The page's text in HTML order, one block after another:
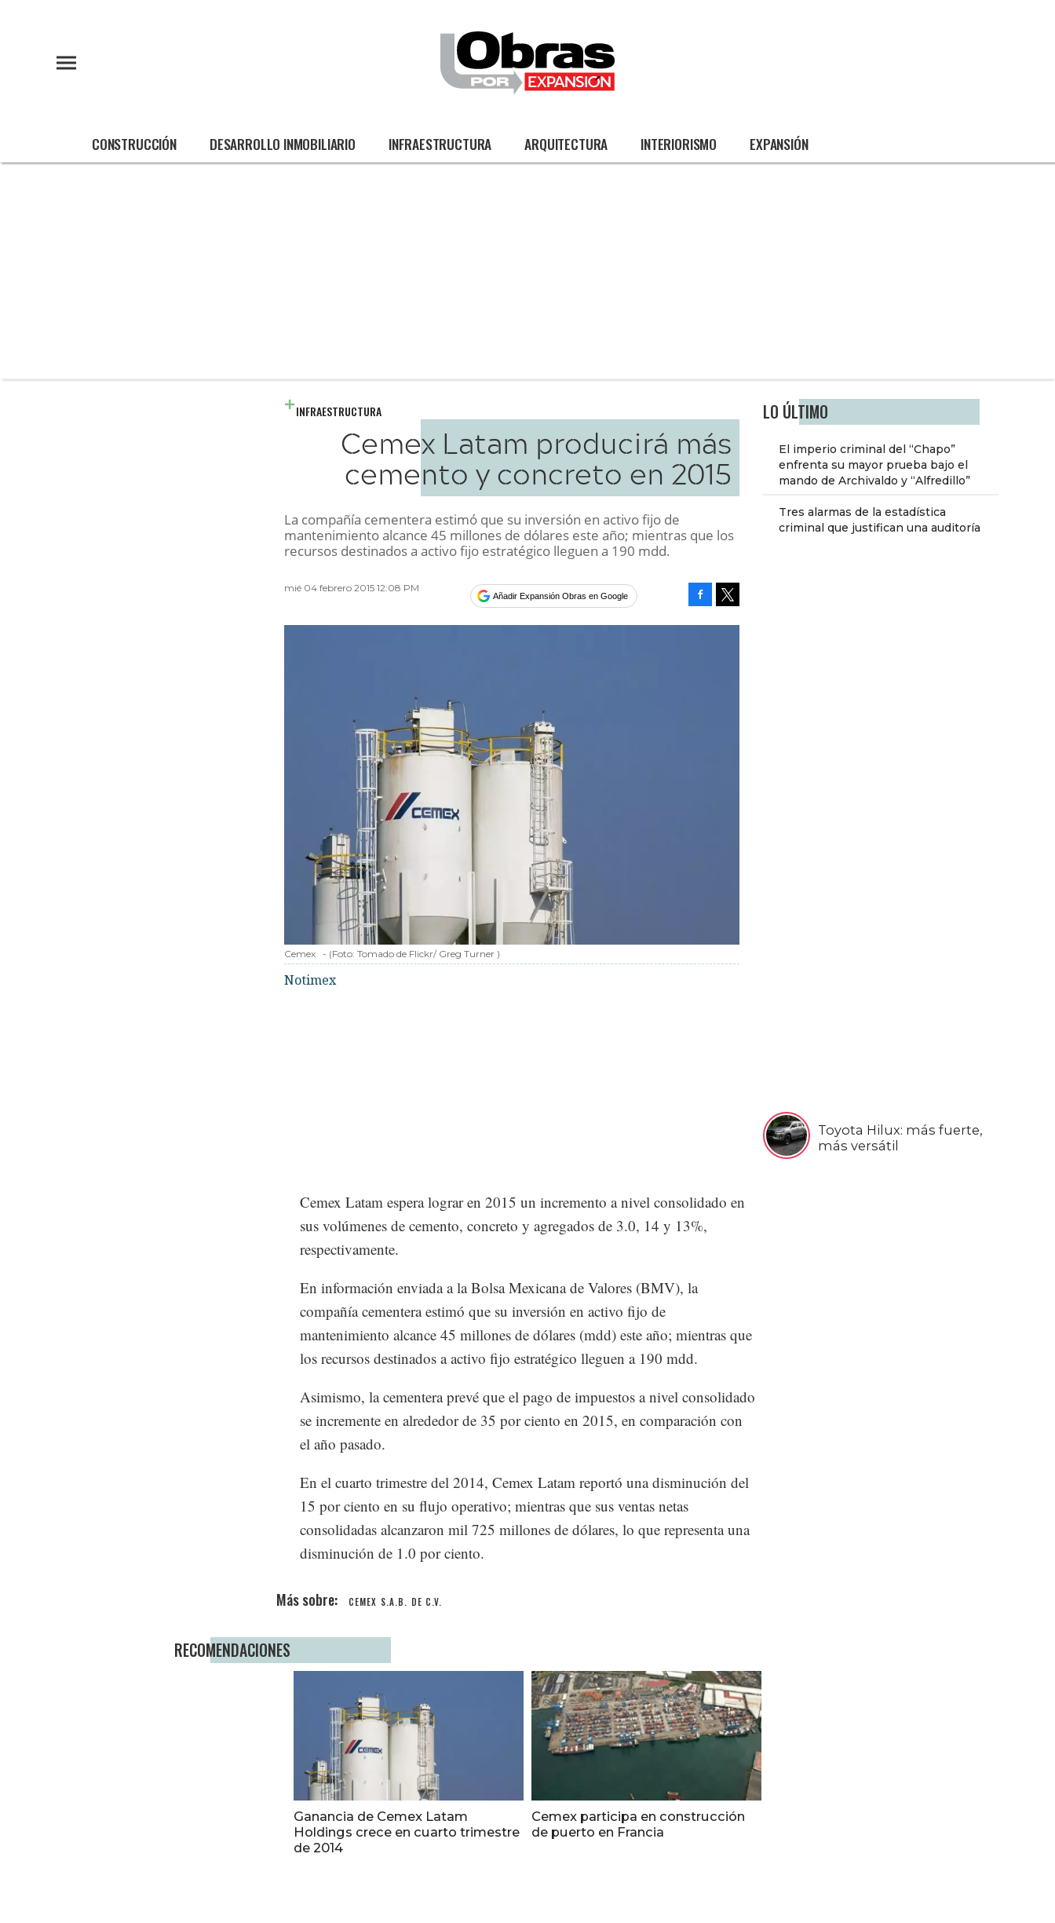
CONSTRUCCIÓN DESARROLLO INMOBILIARIO INFRAESTRUCTURA ARQUITECTURA INTERIORISMO EXPANSIÓN
LO ÚLTIMO
El imperio criminal del “Chapo”
enfrenta su mayor prueba bajo el
mando de Archivaldo y “Alfredillo”
Tres alarmas de la estadística
criminal que justifican una auditoría
Toyota Hilux: más fuerte,
más versátil
INFRAESTRUCTURA
Cemex Latam producirá más
cemento y concreto en 2015
La compañía cementera estimó que su inversión en activo fijo de
mantenimiento alcance 45 millones de dólares este año; mientras que los
recursos destinados a activo fijo estratégico lleguen a 190 mdd.
mié 04 febrero 2015 12:08 PM
Añadir Expansión Obras en Google
Cemex - (Foto: Tomado de Flickr/ Greg Turner )
Notimex
Cemex Latam espera lograr en 2015 un incremento a nivel consolidado en
sus volúmenes de cemento, concreto y agregados de 3.0, 14 y 13%,
respectivamente.
En información enviada a la Bolsa Mexicana de Valores (BMV), la
compañía cementera estimó que su inversión en activo fijo de
mantenimiento alcance 45 millones de dólares (mdd) este año; mientras que
los recursos destinados a activo fijo estratégico lleguen a 190 mdd.
Asimismo, la cementera prevé que el pago de impuestos a nivel consolidado
se incremente en alrededor de 35 por ciento en 2015, en comparación con
el año pasado.
En el cuarto trimestre del 2014, Cemex Latam reportó una disminución del
15 por ciento en su flujo operativo; mientras que sus ventas netas
consolidadas alcanzaron mil 725 millones de dólares, lo que representa una
disminución de 1.0 por ciento.
CEMEX S.A.B. DE C.V.
RECOMENDACIONES
Ganancia de Cemex Latam
Holdings crece en cuarto trimestre
de 2014
Cemex participa en construcción
de puerto en Francia